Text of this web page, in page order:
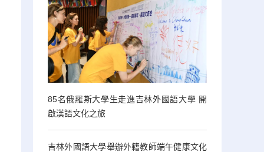
85名俄羅斯大學生走進吉林外國語大學 開
啟漢語文化之旅
吉林外國語大學舉辦外籍教師端午健康文化